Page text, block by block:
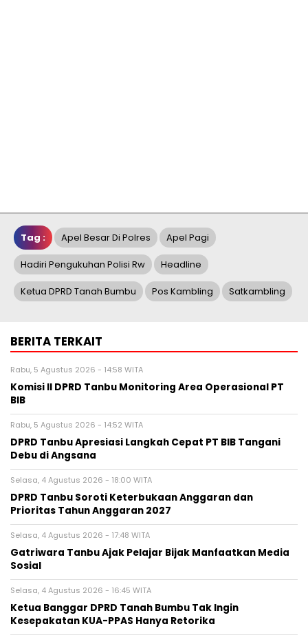
Tag : Apel Besar Di Polres Apel Pagi
Hadiri Pengukuhan Polisi Rw Headline
Ketua DPRD Tanah Bumbu Pos Kambling Satkambling
BERITA TERKAIT
Rabu, 5 Agustus 2026 - 14:58 WITA
Komisi II DPRD Tanbu Monitoring Area Operasional PT
BIB
Rabu, 5 Agustus 2026 - 14:52 WITA
DPRD Tanbu Apresiasi Langkah Cepat PT BIB Tangani
Debu di Angsana
Selasa, 4 Agustus 2026 - 18:00 WITA
DPRD Tanbu Soroti Keterbukaan Anggaran dan
Prioritas Tahun Anggaran 2027
Selasa, 4 Agustus 2026 - 17:48 WITA
Gatriwara Tanbu Ajak Pelajar Bijak Manfaatkan Media
Sosial
Selasa, 4 Agustus 2026 - 16:45 WITA
Ketua Banggar DPRD Tanah Bumbu Tak Ingin
Kesepakatan KUA-PPAS Hanya Retorika